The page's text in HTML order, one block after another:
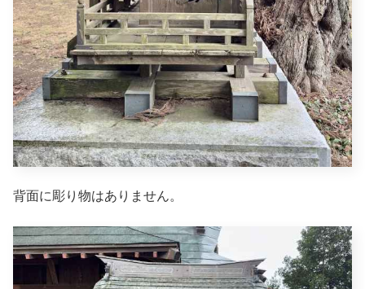
背面に彫り物はありません。